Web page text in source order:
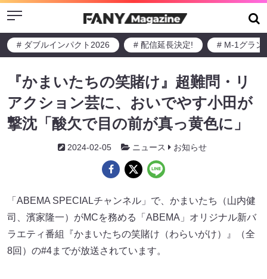
Menu
# ダブルインパクト2026 # 配信延長決定! # M-1グラン
『かまいたちの笑賭け』超難問・リ
アクション芸に、おいでやす小田が
撃沈「酸欠で目の前が真っ黄色に」
2024-02-05 ニュース お知らせ
「ABEMA SPECIALチャンネル」で、かまいたち（山内健
司、濱家隆一）がMCを務める「ABEMA」オリジナル新バ
ラエティ番組『かまいたちの笑賭け（わらいがけ）』（全
8回）の#4までが放送されています。